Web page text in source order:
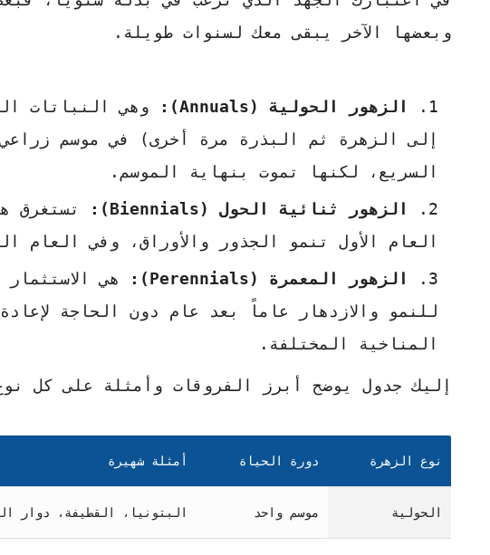
وبعضها الآخر يبقى معك لسنوات طويلة.
الزهور الحولية (Annuals):
وهي النباتات
إلى الزهرة ثم البذرة مرة أخرى) في موسم
السريع، لكنها تموت بنهاية الموسم.
الزهور ثنائية الحول (Biennials):
تستغرق
العام الأول تنمو الجذور والأوراق، وفي العام
الزهور المعمرة (Perennials):
هي
للنمو والازدهار عاماً بعد عام دون الحاجة
المناخية المختلفة.
إليك جدول يوضح أبرز الفروقات وأمثلة على كل
نوع الزهرة دورة الحياة أمثلة شهيرة
الحولية موسم واحد البتونيا، القطيفة، دوار